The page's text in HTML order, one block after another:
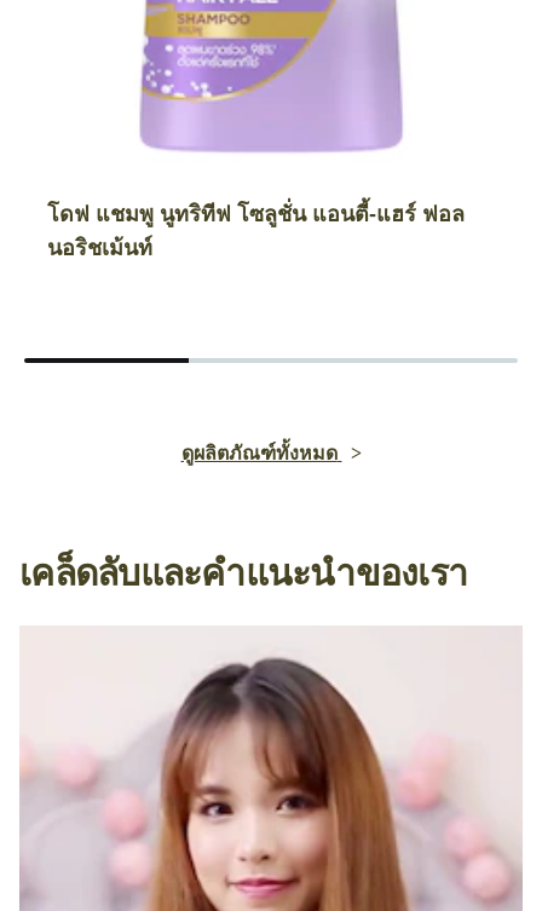
โดฟ แชมพู นูทริทีฟ โซลูชั่น แอนตี้-แฮร์ ฟอล
นอริชเม้นท์
ดูผลิตภัณฑ์ทั้งหมด
เคล็ดลับและคำแนะนำของเรา